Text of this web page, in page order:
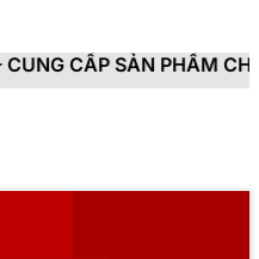
CHÍNH HÃNG, MỚI